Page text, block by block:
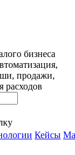
бизнеса
продажи,
расходов
Кейсы